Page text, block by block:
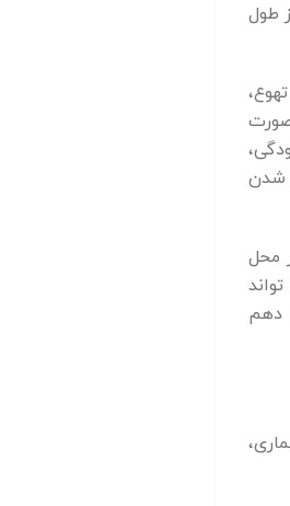
از طریق تماس با بافت یا خون آلوده باشد این دوره بین 5 تا 6 روز و حداکثر 13 روز طول
شدن
محل
مرگ و میر در بیماران بستری از 9 تا 50% می تواند
یا دهم